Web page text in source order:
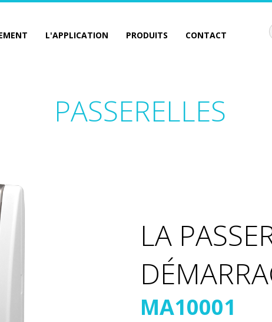
L'APPLICATION PRODUITS CONTACT
PASSERELLES
LA
MA10001